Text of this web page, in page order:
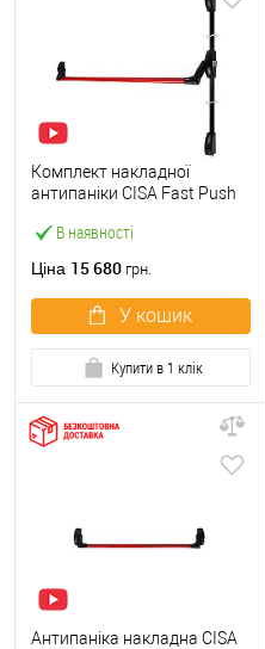
В наявності
Комплект накладної
антипаніки CISA Fast Push
точковий вверх-вниз
Ціна 15 680 грн.
У кошик
Купити в 1 клік
Антипаніка накладна CISA